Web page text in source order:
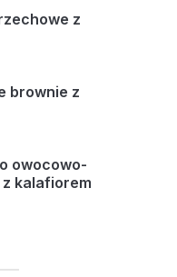
z
brownie z
owocowo-
kalafiorem